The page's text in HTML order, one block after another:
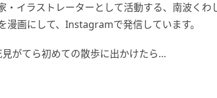
・イラストレーターとして活動する、南波くわ
漫画にして、Instagramで発信しています。
がてら初めての散歩に出かけたら…